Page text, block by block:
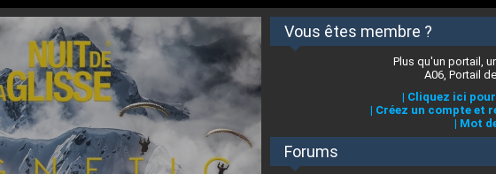
Aujourd'hui : T° Min : T° Max :°C Prévisions météo pour les jours à venir
Suivez en direct l'actualité des stations des Alpes-Maritimes
Vous êtes membre ?
Plus qu'un portail,
A06, Portail
| Cliquez ici
| Créez un compte et
| Mot
Forums